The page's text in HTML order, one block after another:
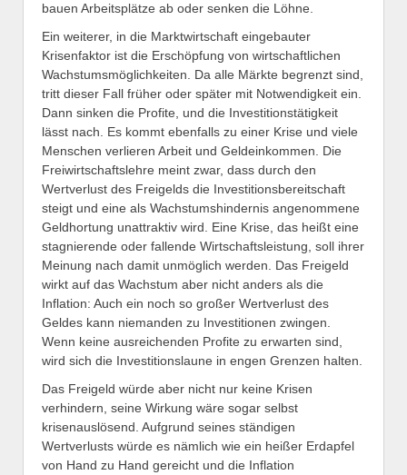
bauen Arbeitsplätze ab oder senken die Löhne.
Ein weiterer, in die Marktwirtschaft eingebauter
Krisenfaktor ist die Erschöpfung von wirtschaftlichen
Wachstumsmöglichkeiten. Da alle Märkte begrenzt sind,
tritt dieser Fall früher oder später mit Notwendigkeit ein.
Dann sinken die Profite, und die Investitionstätigkeit
lässt nach. Es kommt ebenfalls zu einer Krise und viele
Menschen verlieren Arbeit und Geldeinkommen. Die
Freiwirtschaftslehre meint zwar, dass durch den
Wertverlust des Freigelds die Investitionsbereitschaft
steigt und eine als Wachstumshindernis angenommene
Geldhortung unattraktiv wird. Eine Krise, das heißt eine
stagnierende oder fallende Wirtschaftsleistung, soll ihrer
Meinung nach damit unmöglich werden. Das Freigeld
wirkt auf das Wachstum aber nicht anders als die
Inflation: Auch ein noch so großer Wertverlust des
Geldes kann niemanden zu Investitionen zwingen.
Wenn keine ausreichenden Profite zu erwarten sind,
wird sich die Investitionslaune in engen Grenzen halten.
Das Freigeld würde aber nicht nur keine Krisen
verhindern, seine Wirkung wäre sogar selbst
krisenauslösend. Aufgrund seines ständigen
Wertverlusts würde es nämlich wie ein heißer Erdapfel
von Hand zu Hand gereicht und die Inflation